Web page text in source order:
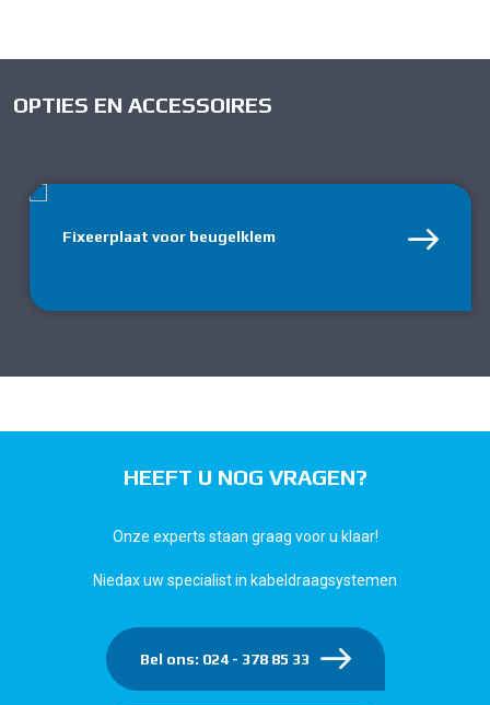
OPTIES EN ACCESSOIRES
Fixeerplaat voor beugelklem
HEEFT U NOG VRAGEN?
Onze experts staan graag voor u klaar!
Niedax uw specialist in kabeldraagsystemen
Bel ons: 024 - 378 85 33